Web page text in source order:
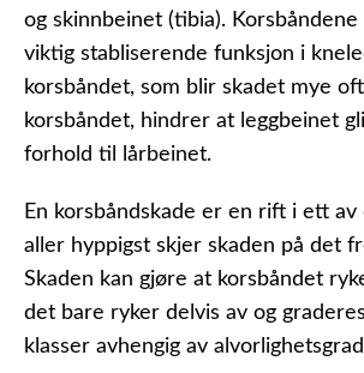
og skinnbeinet (tibia).
viktig stabliserende funksjon i
korsbåndet, som blir skadet mye
korsbåndet, hindrer at leggbeinet
forhold til lårbeinet.
En korsbåndskade er en rift i ett
aller hyppigst skjer skaden på det
Skaden kan gjøre at korsbåndet
det bare ryker delvis av og
klasser avhengig av